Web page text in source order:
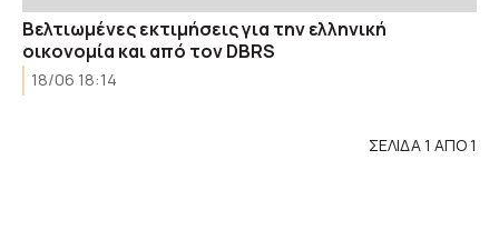
Βελτιωμένες εκτιμήσεις για την ελληνική
οικονομία και από τον DBRS
18/06 18:14
ΣΕΛΙΔΑ 1 ΑΠΟ 1